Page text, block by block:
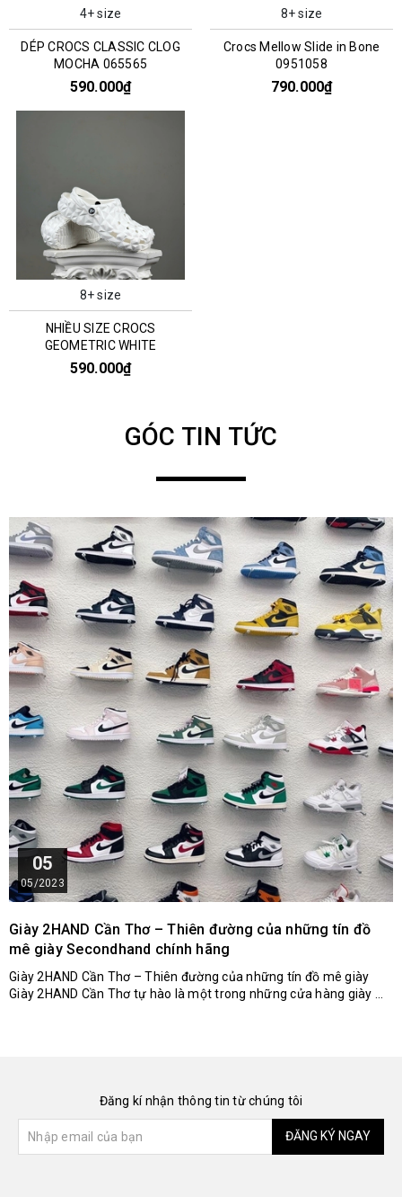
4+ size
DÉP CROCS CLASSIC CLOG
MOCHA 065565
590.000₫
8+ size
Crocs Mellow Slide in Bone
0951058
790.000₫
8+ size
NHIỀU SIZE CROCS
GEOMETRIC WHITE
590.000₫
GÓC TIN TỨC
05
05/2023
Giày 2HAND Cần Thơ – Thiên đường của những tín đồ
mê giày Secondhand chính hãng
Giày 2HAND Cần Thơ – Thiên đường của những tín đồ mê giày
Giày 2HAND Cần Thơ tự hào là một trong những cửa hàng giày ...
Đăng kí nhận thông tin từ chúng tôi
ĐĂNG KÝ NGAY